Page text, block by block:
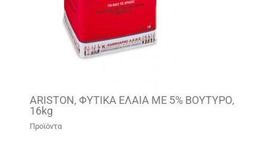
ARISTON, ΦΥΤΙΚΑ ΕΛΑΙΑ ΜΕ 5% ΒΟΥΤΥΡΟ,
16kg
Προϊόντα